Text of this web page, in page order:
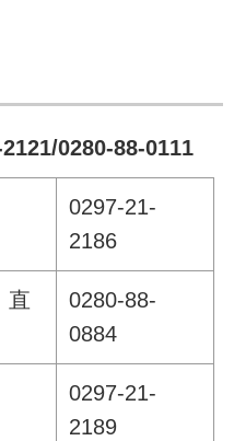
0280-88-0111
0297-21-
2186
直
0280-88-
0884
0297-21-
2189